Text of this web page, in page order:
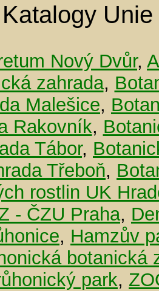
Katalogy
Nový Dvůr,
zahrada,
Malešice,
Rakovník,
Tábor,
Třeboň,
rostlin UK
- ČZU Praha,
, Hamzův
botanická
park,